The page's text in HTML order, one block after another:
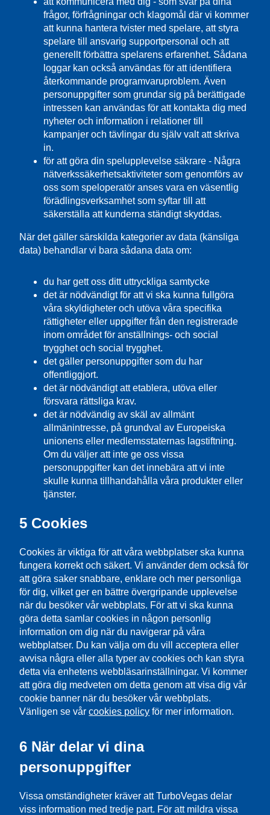
frågor, förfrågningar och klagomål där vi kommer
att kunna hantera tvister med spelare, att styra
spelare till ansvarig supportpersonal och att
generellt förbättra spelarens erfarenhet. Sådana
loggar kan också användas för att identifiera
återkommande programvaruproblem. Även
personuppgifter som grundar sig på berättigade
intressen kan användas för att kontakta dig med
nyheter och information i relationer till
kampanjer och tävlingar du själv valt att skriva
in.
för att göra din spelupplevelse säkrare - Några
nätverkssäkerhetsaktiviteter som genomförs av
oss som speloperatör anses vara en väsentlig
förädlingsverksamhet som syftar till att
säkerställa att kunderna ständigt skyddas.
När det gäller särskilda kategorier av data (känsliga
data) behandlar vi bara sådana data om:
du har gett oss ditt uttryckliga samtycke
det är nödvändigt för att vi ska kunna fullgöra
våra skyldigheter och utöva våra specifika
rättigheter eller uppgifter från den registrerade
inom området för anställnings- och social
trygghet och social trygghet.
det gäller personuppgifter som du har
offentliggjort.
det är nödvändigt att etablera, utöva eller
försvara rättsliga krav.
det är nödvändig av skäl av allmänt
allmänintresse, på grundval av Europeiska
unionens eller medlemsstaternas lagstiftning.
Om du väljer att inte ge oss vissa
personuppgifter kan det innebära att vi inte
skulle kunna tillhandahålla våra produkter eller
tjänster.
5 Cookies
Cookies är viktiga för att våra webbplatser ska kunna
fungera korrekt och säkert. Vi använder dem också för
att göra saker snabbare, enklare och mer personliga
för dig, vilket ger en bättre övergripande upplevelse
när du besöker vår webbplats. För att vi ska kunna
göra detta samlar cookies in någon personlig
information om dig när du navigerar på våra
webbplatser. Du kan välja om du vill acceptera eller
avvisa några eller alla typer av cookies och kan styra
detta via enhetens webbläsarinställningar. Vi kommer
att göra dig medveten om detta genom att visa dig vår
cookie banner när du besöker vår webbplats.
Vänligen se vårcookies policy för mer information.
6 När delar vi dina
personuppgifter
Vissa omständigheter kräver att TurboVegas delar
viss information med tredje part. För att mildra vissa